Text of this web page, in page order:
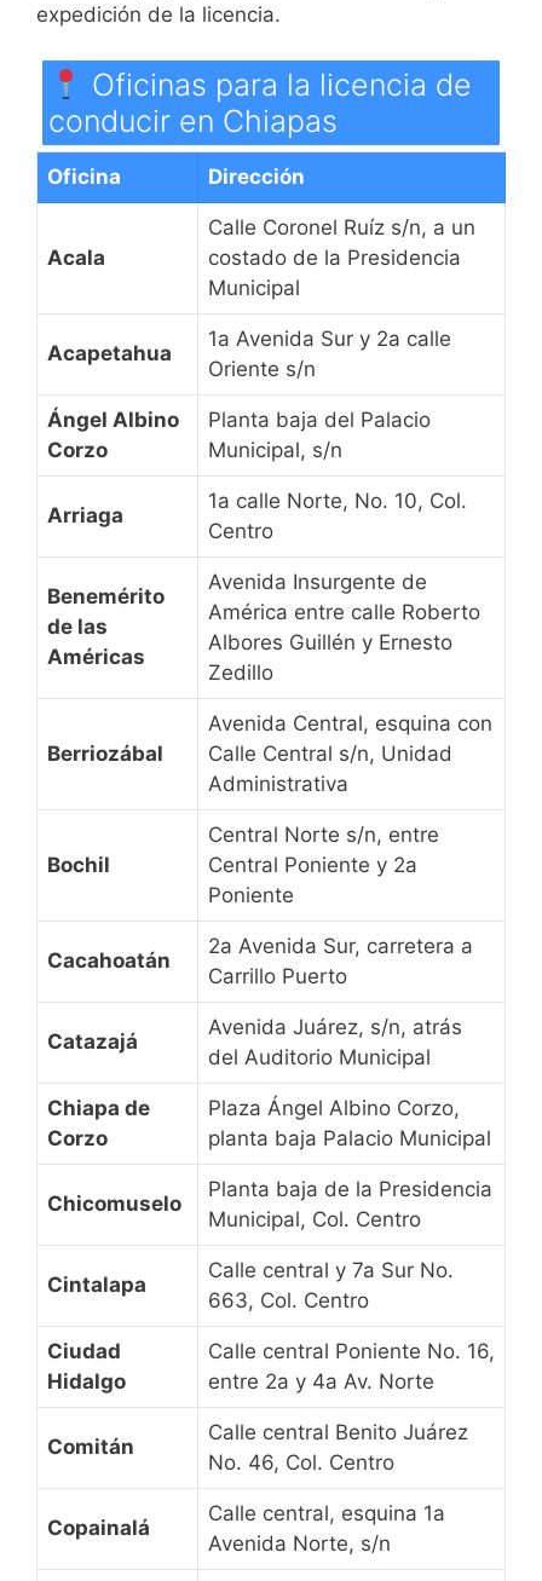
expedición de la licencia.
Oficinas para la licencia de
conducir en Chiapas
Oficina Dirección
Acala
Calle Coronel Ruíz s/n, a un
costado de la Presidencia
Municipal
Acapetahua
1a Avenida Sur y 2a calle
Oriente s/n
Ángel Albino
Corzo
Planta baja del Palacio
Municipal, s/n
Arriaga
1a calle Norte, No. 10, Col.
Centro
Benemérito
de las
Américas
Avenida Insurgente de
América entre calle Roberto
Albores Guillén y Ernesto
Zedillo
Berriozábal
Avenida Central, esquina con
Calle Central s/n, Unidad
Administrativa
Bochil
Central Norte s/n, entre
Central Poniente y 2a
Poniente
Cacahoatán
2a Avenida Sur, carretera a
Carrillo Puerto
Catazajá
Avenida Juárez, s/n, atrás
del Auditorio Municipal
Chiapa de
Corzo
Plaza Ángel Albino Corzo,
planta baja Palacio Municipal
Chicomuselo
Planta baja de la Presidencia
Municipal, Col. Centro
Cintalapa
Calle central y 7a Sur No.
663, Col. Centro
Ciudad
Hidalgo
Calle central Poniente No. 16,
entre 2a y 4a Av. Norte
Comitán
Calle central Benito Juárez
No. 46, Col. Centro
Copainalá
Calle central, esquina 1a
Avenida Norte, s/n